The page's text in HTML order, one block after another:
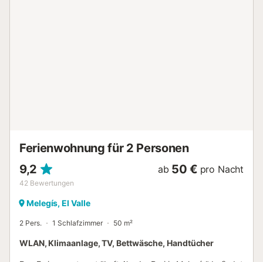
Ferienwohnung für 2 Personen
9,2
42 Bewertungen
ab 50 € pro Nacht
Melegís, El Valle
2 Pers. 1 Schlafzimmer 50 m²
WLAN, Klimaanlage, TV, Bettwäsche, Handtücher